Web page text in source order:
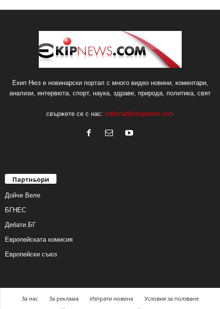
Екип Нюз е новинарски портал с много видео новини, коментари,
анализи, интервюта, спорт, наука, здраве, природа, политика, свят
свържете се с нас: editorial@ekipnews.com
Партньори
Дойче Веле
БГНЕС
Дебати.БГ
Европейската комисия
Европейски съюз
За нас За реклама Изпрати новина
Условия за ползване